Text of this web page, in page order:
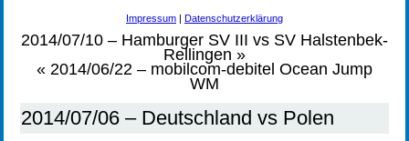
Impressum | Datenschutzerklärung
2014/07/10 – Hamburger SV III vs SV Halstenbek-
Rellingen »
« 2014/06/22 – mobilcom-debitel Ocean Jump
WM
2014/07/06 – Deutschland vs Polen